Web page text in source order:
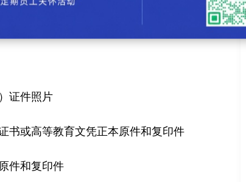
证件照片
书或高等教育文凭正本原件和复印件
件和复印件